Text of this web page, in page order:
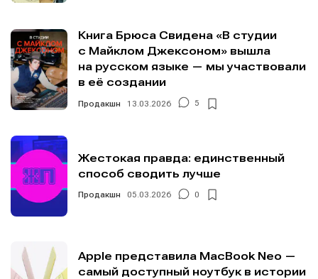
Книга Брюса Свидена «В студии
с Майклом Джексоном» вышла
на русском языке — мы участвовали
в её создании
Продакшн 13.03.2026 5
Жестокая правда: единственный
способ сводить лучше
Продакшн 05.03.2026 0
Apple представила MacBook Neo —
самый доступный ноутбук в истории